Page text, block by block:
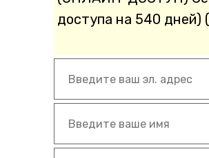
доступа на 540 дней)